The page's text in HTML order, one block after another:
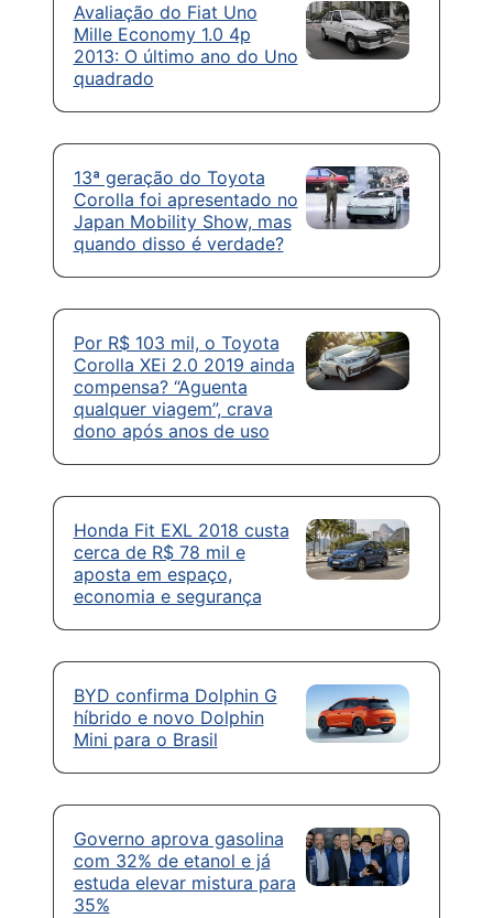
Avaliação do Fiat Uno
Mille Economy 1.0 4p
2013: O último ano do Uno
quadrado
13ª geração do Toyota
Corolla foi apresentado no
Japan Mobility Show, mas
quando disso é verdade?
Por R$ 103 mil, o Toyota
Corolla XEi 2.0 2019 ainda
compensa? “Aguenta
qualquer viagem”, crava
dono após anos de uso
Honda Fit EXL 2018 custa
cerca de R$ 78 mil e
aposta em espaço,
economia e segurança
BYD confirma Dolphin G
híbrido e novo Dolphin
Mini para o Brasil
Governo aprova gasolina
com 32% de etanol e já
estuda elevar mistura para
35%